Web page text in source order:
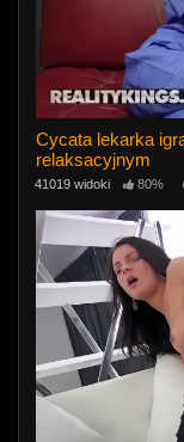
Cycata lekarka
relaksacyjnym
41019 widoki 80%